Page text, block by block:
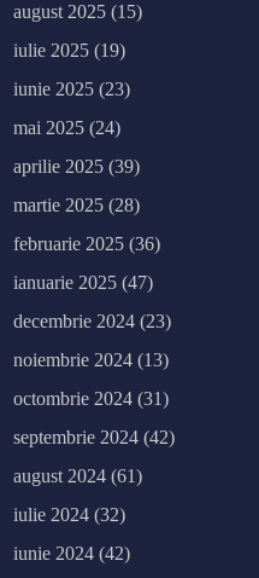
august 2025 (15)
iulie 2025 (19)
iunie 2025 (23)
mai 2025 (24)
aprilie 2025 (39)
martie 2025 (28)
februarie 2025 (36)
ianuarie 2025 (47)
decembrie 2024 (23)
noiembrie 2024 (13)
octombrie 2024 (31)
septembrie 2024 (42)
august 2024 (61)
iulie 2024 (32)
iunie 2024 (42)